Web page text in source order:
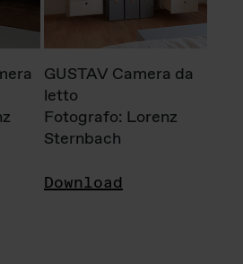
GUSTAV Camera da
letto
Fotografo: Lorenz
Sternbach
Download